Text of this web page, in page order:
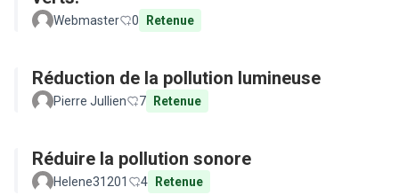
Webmaster 0 Retenue
Réduction de la pollution lumineuse
Pierre Jullien 7 Retenue
Réduire la pollution sonore
Helene31201 4 Retenue